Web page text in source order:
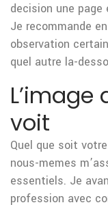
decision une
Je recommande
observation
quel autre la-
voit
Quel que soit
nous-memes
essentiels. Je
profession avec